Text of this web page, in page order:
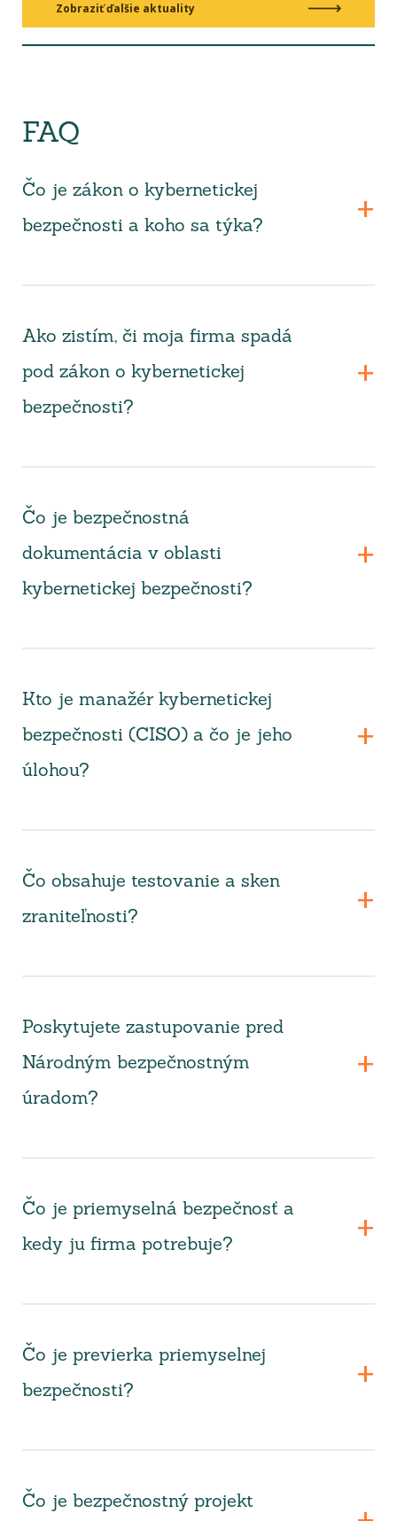
Zobraziť ďalšie aktuality
FAQ
Čo je zákon o kybernetickej
bezpečnosti a koho sa týka?
Ako zistím, či moja firma spadá
pod zákon o kybernetickej
bezpečnosti?
Čo je bezpečnostná
dokumentácia v oblasti
kybernetickej bezpečnosti?
Kto je manažér kybernetickej
bezpečnosti (CISO) a čo je jeho
úlohou?
Čo obsahuje testovanie a sken
zraniteľnosti?
Poskytujete zastupovanie pred
Národným bezpečnostným
úradom?
Čo je priemyselná bezpečnosť a
kedy ju firma potrebuje?
Čo je previerka priemyselnej
bezpečnosti?
Čo je bezpečnostný projekt